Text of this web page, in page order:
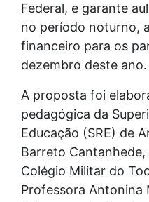
Federal, e garante
no período noturno,
financeiro para os
dezembro deste ano.
A proposta foi
pedagógica da
Educação (SRE) de
Barreto
Colégio Militar do
Professora Antonina